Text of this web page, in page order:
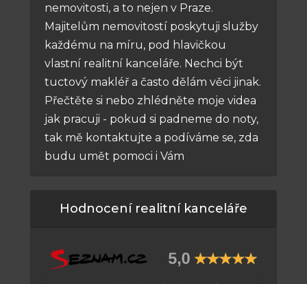
nemovitosti, a to nejen v Praze.
Majitelům nemovitostí poskytuji služby
každému na míru, pod hlavičkou
vlastní realitní kanceláře. Nechci být
tuctový makléř a často dělám věci jinak.
Přečtěte si nebo zhlédněte moje videa
jak pracuji - pokud si padneme do noty,
tak mě kontaktujte a podíváme se, zda
budu umět pomoci i Vám
Hodnocení realitní kanceláře